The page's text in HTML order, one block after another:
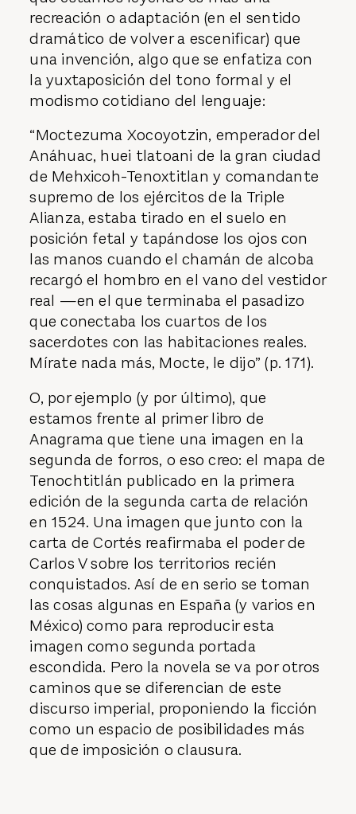
lo anterior): el interés de enfatizar que lo
que estamos leyendo es más una
recreación o adaptación (en el sentido
dramático de volver a escenificar) que
una invención, algo que se enfatiza con
la yuxtaposición del tono formal y el
modismo cotidiano del lenguaje:
“Moctezuma Xocoyotzin, emperador del
Anáhuac, huei tlatoani de la gran ciudad
de Mehxicoh-Tenoxtitlan y comandante
supremo de los ejércitos de la Triple
Alianza, estaba tirado en el suelo en
posición fetal y tapándose los ojos con
las manos cuando el chamán de alcoba
recargó el hombro en el vano del vestidor
real —en el que terminaba el pasadizo
que conectaba los cuartos de los
sacerdotes con las habitaciones reales.
Mírate nada más, Mocte, le dijo” (p. 171).
O, por ejemplo (y por último), que
estamos frente al primer libro de
Anagrama que tiene una imagen en la
segunda de forros, o eso creo: el mapa de
Tenochtitlán publicado en la primera
edición de la segunda carta de relación
en 1524. Una imagen que junto con la
carta de Cortés reafirmaba el poder de
Carlos V sobre los territorios recién
conquistados. Así de en serio se toman
las cosas algunas en España (y varios en
México) como para reproducir esta
imagen como segunda portada
escondida. Pero la novela se va por otros
caminos que se diferencian de este
discurso imperial, proponiendo la ficción
como un espacio de posibilidades más